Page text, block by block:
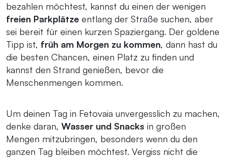
bezahlen möchtest, kannst du einen der wenigen
freien Parkplätze entlang der Straße suchen, aber
sei bereit für einen kurzen Spaziergang. Der goldene
Tipp ist, früh am Morgen zu kommen, dann hast du
die besten Chancen, einen Platz zu finden und
kannst den Strand genießen, bevor die
Menschenmengen kommen.
Um deinen Tag in Fetovaia unvergesslich zu machen,
denke daran, Wasser und Snacks in großen
Mengen mitzubringen, besonders wenn du den
ganzen Tag bleiben möchtest. Vergiss nicht die